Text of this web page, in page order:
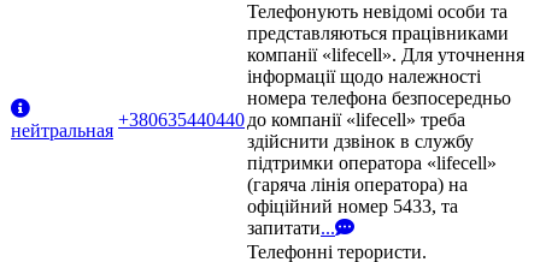
нейтральная
+380635440440
Телефонують невідомі особи та
представляються працівниками
компанії «lifecell». Для уточнення
інформації щодо належності
номера телефона безпосередньо
до компанії «lifecell» треба
здійснити дзвінок в службу
підтримки оператора «lifecell»
(гаряча лінія оператора) на
офіційний номер 5433, та
запитати...
Телефонні терористи.